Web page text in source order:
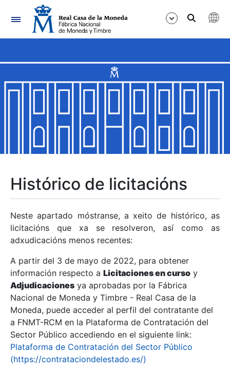
Navegación
Mostrar/Ocultar
Mostrar/Ocultar
Mostrar/Ocultar
Mostrar/Ocultar
Mostrar/Ocultar
Mostrar/Ocultar
Histórico de licitacións
Neste apartado móstranse, a xeito de histórico, as
licitacións que xa se resolveron, así como as
adxudicacións menos recentes:
A partir del 3 de mayo de 2022, para obtener
información respecto a Licitaciones en curso y
Adjudicaciones ya aprobadas por la Fábrica
Nacional de Moneda y Timbre - Real Casa de la
Moneda, puede acceder al perfil del contratante del
a FNMT-RCM en la Plataforma de Contratación del
Sector Público accediendo en el siguiente link:
Plataforma de Contratación del Sector Público
(https://contrataciondelestado.es/)